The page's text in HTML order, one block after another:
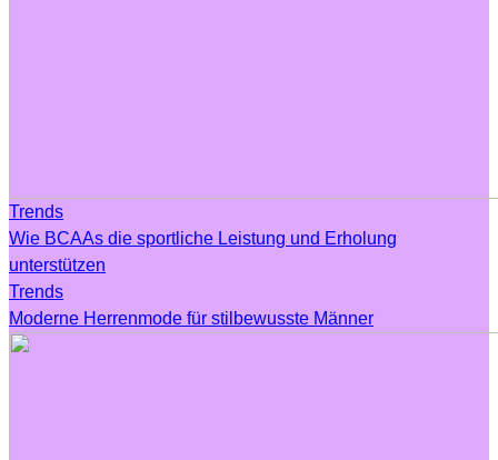
Trends
Wie BCAAs die sportliche Leistung und Erholung
unterstützen
Trends
Moderne Herrenmode für stilbewusste Männer